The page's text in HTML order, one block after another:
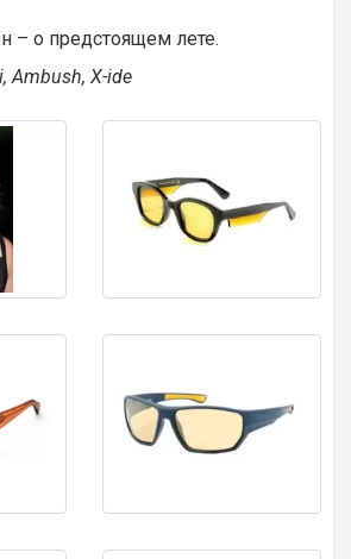
– о предстоящем лете.
Ambush, X-ide